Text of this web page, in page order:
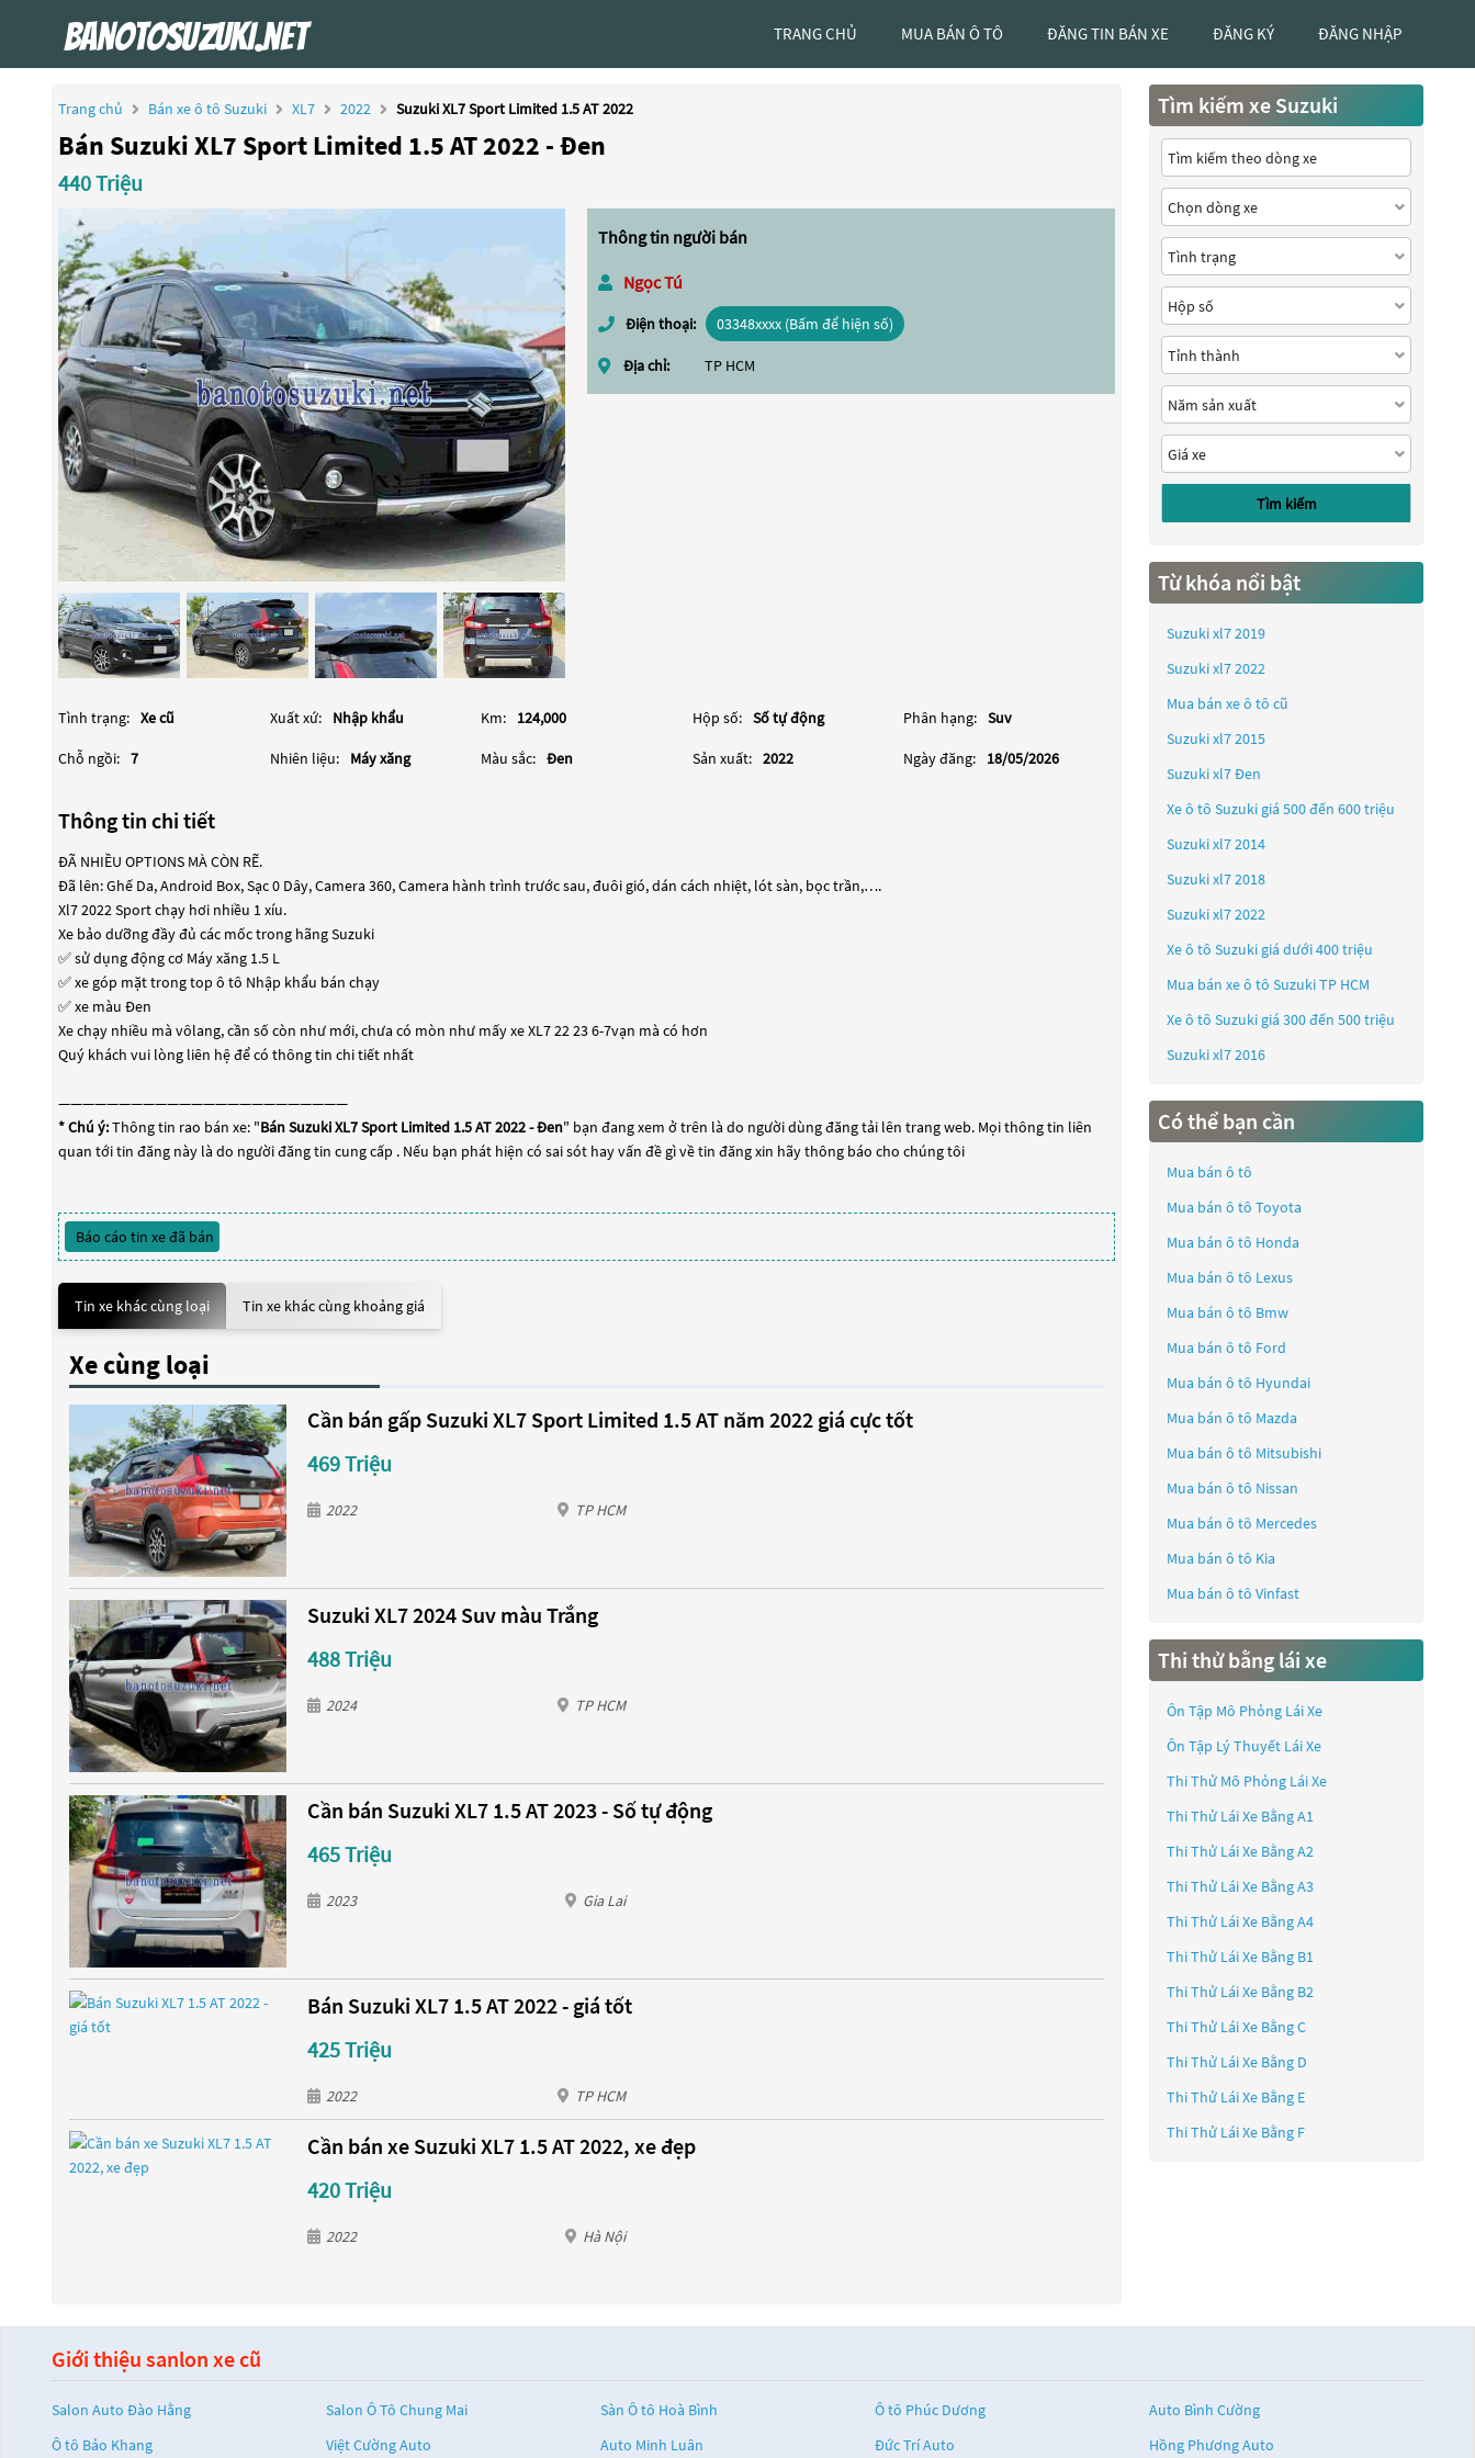
TRANG CHỦ MUA BÁN Ô TÔ ĐĂNG TIN BÁN XE ĐĂNG KÝ ĐĂNG NHẬP
Trang chủ Bán xe ô tô Suzuki XL7 2022 Suzuki XL7 Sport Limited 1.5 AT 2022
Bán Suzuki XL7 Sport Limited 1.5 AT 2022 - Đen
440 Triệu
Thông tin người bán
Ngọc Tú
Điện thoại: 03348xxxx (Bấm để hiện số)
Địa chỉ: TP HCM
Tình trạng: Xe cũ Xuất xứ: Nhập khẩu Km: 124,000 Hộp số: Số tự động Phân hạng: Suv
Chỗ ngồi: 7 Nhiên liệu: Máy xăng Màu sắc: Đen Sản xuất: 2022 Ngày đăng: 18/05/2026
Thông tin chi tiết
ĐÃ NHIỀU OPTIONS MÀ CÒN RẼ.
Đã lên: Ghế Da, Android Box, Sạc 0 Dây, Camera 360, Camera hành trình trước sau, đuôi gió, dán cách nhiệt, lót sàn, bọc trần,….
Xl7 2022 Sport chạy hơi nhiều 1 xíu.
Xe bảo dưỡng đầy đủ các mốc trong hãng Suzuki
✅ sử dụng động cơ Máy xăng 1.5 L
✅ xe góp mặt trong top ô tô Nhập khẩu bán chạy
✅ xe màu Đen
Xe chạy nhiều mà vôlang, cần số còn như mới, chưa có mòn như mấy xe XL7 22 23 6-7vạn mà có hơn
Quý khách vui lòng liên hệ để có thông tin chi tiết nhất
————————————————————————
* Chú ý:Thông tin rao bán xe: "Bán Suzuki XL7 Sport Limited 1.5 AT 2022 - Đen" bạn đang xem ở trên là do người dùng đăng tải lên trang web. Mọi thông tin liên
quan tới tin đăng này là do người đăng tin cung cấp . Nếu bạn phát hiện có sai sót hay vấn đề gì về tin đăng xin hãy thông báo cho chúng tôi
Báo cáo tin xe đã bán
Tin xe khác cùng loại Tin xe khác cùng khoảng giá
Xe cùng loại
Cần bán gấp Suzuki XL7 Sport Limited 1.5 AT năm 2022 giá cực tốt
469 Triệu
2022 TP HCM
Suzuki XL7 2024 Suv màu Trắng
488 Triệu
2024 TP HCM
Cần bán Suzuki XL7 1.5 AT 2023 - Số tự động
465 Triệu
2023 Gia Lai
Bán Suzuki XL7 1.5 AT 2022 - giá tốt
425 Triệu
2022 TP HCM
Cần bán xe Suzuki XL7 1.5 AT 2022, xe đẹp
420 Triệu
2022 Hà Nội
Tìm kiếm xe Suzuki
Tìm kiếm
Từ khóa nổi bật
Suzuki xl7 2019
Suzuki xl7 2022
Mua bán xe ô tô cũ
Suzuki xl7 2015
Suzuki xl7 Đen
Xe ô tô Suzuki giá 500 đến 600 triệu
Suzuki xl7 2014
Suzuki xl7 2018
Suzuki xl7 2022
Xe ô tô Suzuki giá dưới 400 triệu
Mua bán xe ô tô Suzuki TP HCM
Xe ô tô Suzuki giá 300 đến 500 triệu
Suzuki xl7 2016
Có thể bạn cần
Mua bán ô tô
Mua bán ô tô Toyota
Mua bán ô tô Honda
Mua bán ô tô Lexus
Mua bán ô tô Bmw
Mua bán ô tô Ford
Mua bán ô tô Hyundai
Mua bán ô tô Mazda
Mua bán ô tô Mitsubishi
Mua bán ô tô Nissan
Mua bán ô tô Mercedes
Mua bán ô tô Kia
Mua bán ô tô Vinfast
Thi thử bằng lái xe
Ôn Tập Mô Phỏng Lái Xe
Ôn Tập Lý Thuyết Lái Xe
Thi Thử Mô Phỏng Lái Xe
Thi Thử Lái Xe Bằng A1
Thi Thử Lái Xe Bằng A2
Thi Thử Lái Xe Bằng A3
Thi Thử Lái Xe Bằng A4
Thi Thử Lái Xe Bằng B1
Thi Thử Lái Xe Bằng B2
Thi Thử Lái Xe Bằng C
Thi Thử Lái Xe Bằng D
Thi Thử Lái Xe Bằng E
Thi Thử Lái Xe Bằng F
Giới thiệu sanlon xe cũ
Salon Auto Đào Hằng Salon Ô Tô Chung Mai Sàn Ô tô Hoà Bình Ô tô Phúc Dương
Auto Bình Cường
Ô tô Bảo Khang
Việt Cường Auto Auto Minh Luân Đức Trí Auto Hồng Phương Auto